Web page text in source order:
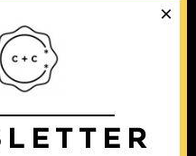
ENTREPRISE
ENTREPRISE